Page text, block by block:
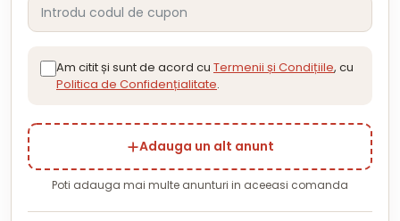
Am citit și sunt de acord cu Termenii și Condițiile, cu
Politica de Confidențialitate.
Adauga un alt anunt
Poti adauga mai multe anunturi in aceeasi comanda